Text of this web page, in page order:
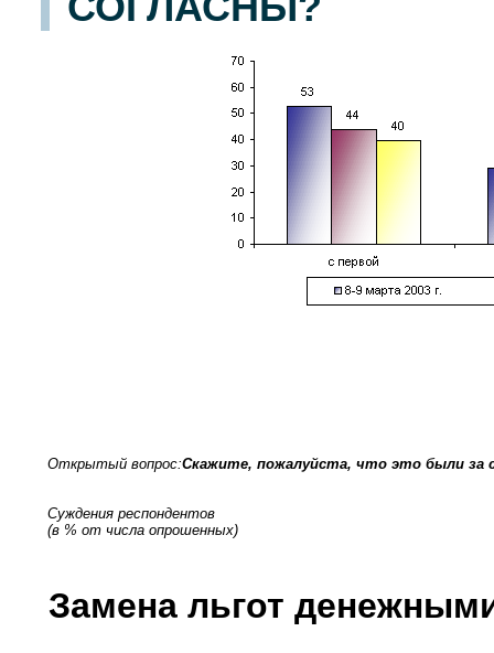
Открытый вопрос:Скажите, пожалуйста, что это были за
Суждения респондентов
(в % от числа опрошенных)
Замена льгот